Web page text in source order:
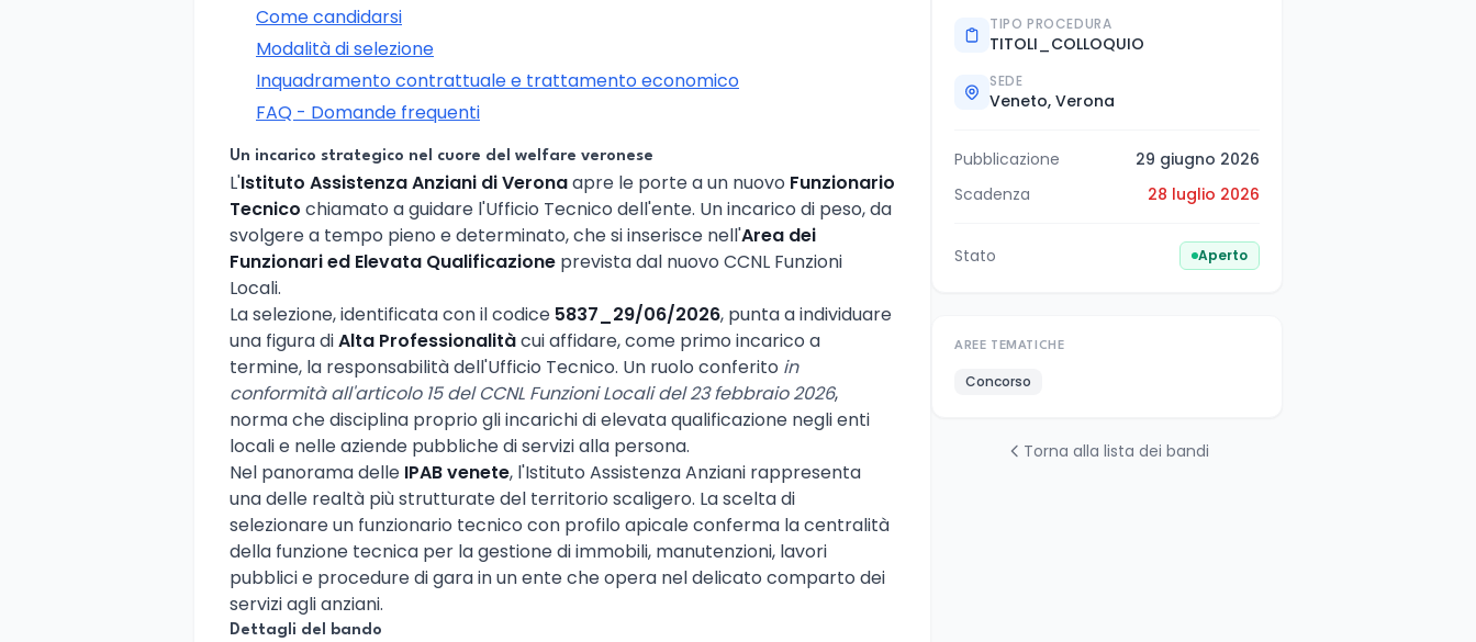
Come candidarsi
Modalità di selezione
Inquadramento contrattuale e trattamento economico
FAQ - Domande frequenti
Un incarico strategico nel cuore del welfare veronese
L'Istituto Assistenza Anziani di Veronaapre le porte a un nuovo Funzionario
Tecnico chiamato a guidare l'Ufficio Tecnico dell'ente. Un incarico di peso, da
svolgere a tempo pieno e determinato, che si inserisce nell'Area dei
Funzionari ed Elevata Qualificazione prevista dal nuovo CCNL Funzioni
Locali.
La selezione, identificata con il codice 5837_29/06/2026, punta a individuare
una figura diAlta Professionalitàcui affidare, come primo incarico a
termine, la responsabilità dell'Ufficio Tecnico. Un ruolo conferito in
conformità all'articolo 15 del CCNL Funzioni Locali del 23 febbraio 2026,
norma che disciplina proprio gli incarichi di elevata qualificazione negli enti
locali e nelle aziende pubbliche di servizi alla persona.
Nel panorama delle IPAB venete, l'Istituto Assistenza Anziani rappresenta
una delle realtà più strutturate del territorio scaligero. La scelta di
selezionare un funzionario tecnico con profilo apicale conferma la centralità
della funzione tecnica per la gestione di immobili, manutenzioni, lavori
pubblici e procedure di gara in un ente che opera nel delicato comparto dei
servizi agli anziani.
Dettagli del bando
TIPO PROCEDURA
TITOLI_COLLOQUIO
SEDE
Veneto, Verona
Pubblicazione
29 giugno 2026
Scadenza
28 luglio 2026
Stato Aperto
AREE TEMATICHE
Concorso
Torna alla lista dei bandi